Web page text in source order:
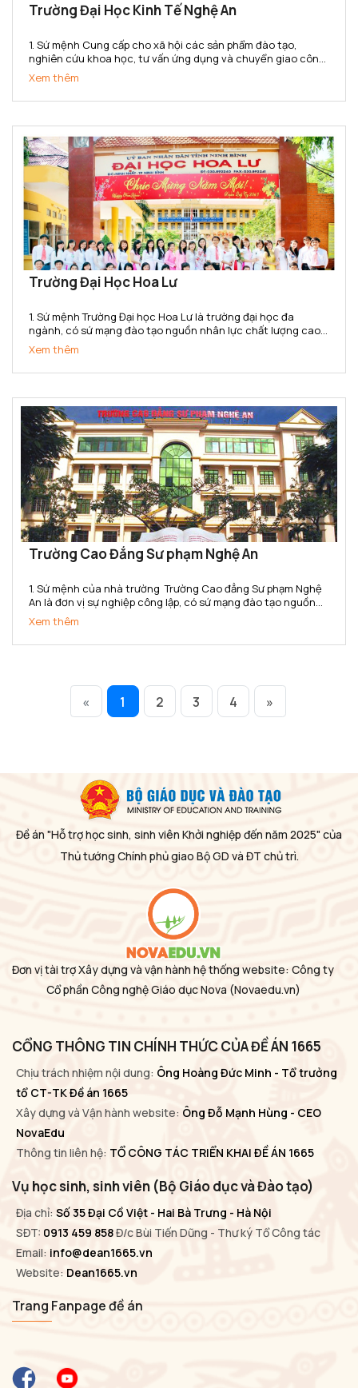
Trường Đại Học Kinh Tế Nghệ An
1. Sứ mệnh Cung cấp cho xã hội các sản phẩm đào tạo,
nghiên cứu khoa học, tư vấn ứng dụng và chuyển giao công
nghệ có chất lượng cao, có thương hiệu và danh tiếng, đạt
đẳng cấp khu vực Bắc trung bộ và cả nước về lĩnh vực Kế...
Xem thêm
Trường Đại Học Hoa Lư
1. Sứ mệnh Trường Đại học Hoa Lư là trường đại học đa
ngành, có sứ mạng đào tạo nguồn nhân lực chất lượng cao,
tổ chức nghiên cứu và ứng dụng khoa học công nghệ đáp
ứng yêu cầu phát triển kinh tế - xã hội của địa phương và...
Xem thêm
Trường Cao Đẳng Sư phạm Nghệ An
1. Sứ mệnh của nhà trường Trường Cao đẳng Sư phạm Nghệ
An là đơn vị sự nghiệp công lập, có sứ mạng đào tạo nguồn
nhân lực trình độ cao đẳng chất lượng cao; là cơ sở đào tạo,
bồi dưỡng giáo viên, cán bộ quản lý, nghiên cứu khoa...
Xem thêm
« 1 2 3 4 »
Đề án "Hỗ trợ học sinh, sinh viên Khởi nghiệp đến năm 2025" của
Thủ tướng Chính phủ giao Bộ GD và ĐT chủ trì.
Đơn vị tài trợ Xây dựng và vận hành hệ thống website: Công ty
Cổ phần Công nghệ Giáo dục Nova (Novaedu.vn)
CỔNG THÔNG TIN CHÍNH THỨC CỦA ĐỀ ÁN 1665
Chịu trách nhiệm nội dung: Ông Hoàng Đức Minh - Tổ trưởng
tổ CT-TK Đề án 1665
Xây dựng và Vận hành website: Ông Đỗ Mạnh Hùng - CEO
NovaEdu
Thông tin liên hệ: TỔ CÔNG TÁC TRIỂN KHAI ĐỀ ÁN 1665
Vụ học sinh, sinh viên (Bộ Giáo dục và Đào tạo)
Địa chỉ: Số 35 Đại Cồ Việt - Hai Bà Trưng - Hà Nội
SĐT: 0913 459 858Đ/c Bùi Tiến Dũng - Thư ký Tổ Công tác
Email: info@dean1665.vn
Website: Dean1665.vn
Trang Fanpage đề án